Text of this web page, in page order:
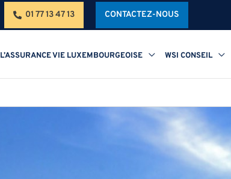
01 77 13 47 13 CONTACTEZ-NOUS
L’ASSURANCE VIE LUXEMBOURGEOISE WSI CONSEIL